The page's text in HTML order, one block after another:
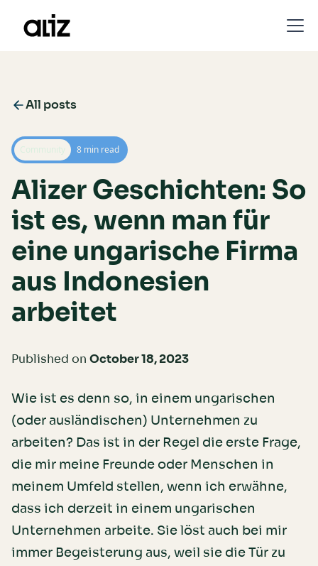
All posts
Community 8 min read
Alizer Geschichten: So
ist es, wenn man für
eine ungarische Firma
aus Indonesien
arbeitet
Published on October 18, 2023
Wie ist es denn so, in einem ungarischen
(oder ausländischen) Unternehmen zu
arbeiten? Das ist in der Regel die erste Frage,
die mir meine Freunde oder Menschen in
meinem Umfeld stellen, wenn ich erwähne,
dass ich derzeit in einem ungarischen
Unternehmen arbeite. Sie löst auch bei mir
immer Begeisterung aus, weil sie die Tür zu